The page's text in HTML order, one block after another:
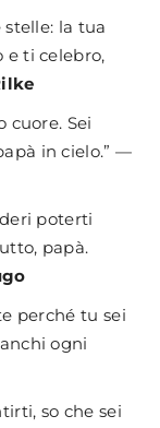
stelle: la tua
e ti celebro,
cuore. Sei
in cielo.” —
poterti
papà.
perché tu sei
ogni
so che sei